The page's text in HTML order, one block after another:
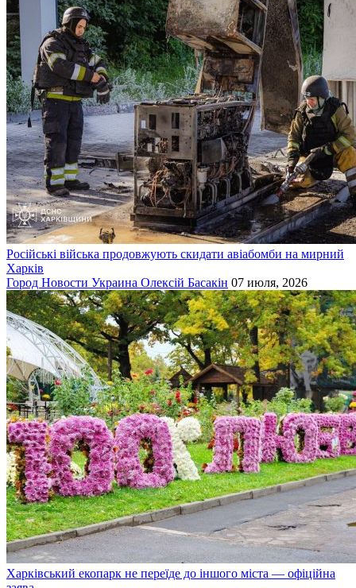
Російські війська продовжують скидати авіабомби на мирний
Харків
Город Новости Украина Олексій Басакін 07 июля, 2026
Харківський екопарк не переїде до іншого міста — офіційна